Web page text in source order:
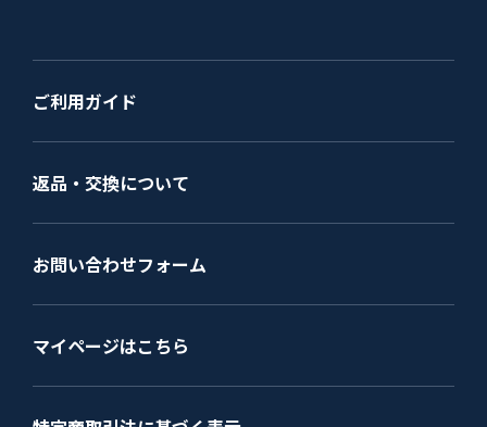
ご利用ガイド
返品・交換について
お問い合わせフォーム
マイページはこちら